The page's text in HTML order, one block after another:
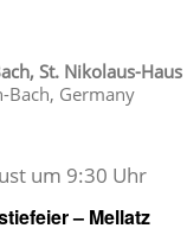
St. Nikolaus-Haus
Bach, Germany
– Mellatz
um 9:30 Uhr